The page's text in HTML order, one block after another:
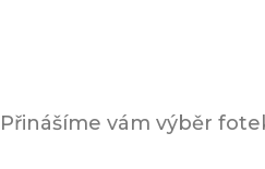
Přinášíme vám výběr